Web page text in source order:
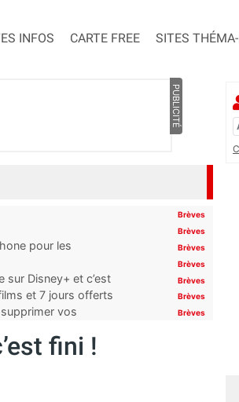
INFOS CARTE FREE SITES
PUBLICITÉ
Brèves
Brèves
pour les
Brèves
Brèves
sur Disney+ et c’est
Brèves
et 7 jours offerts Brèves
vos
Brèves
fini !